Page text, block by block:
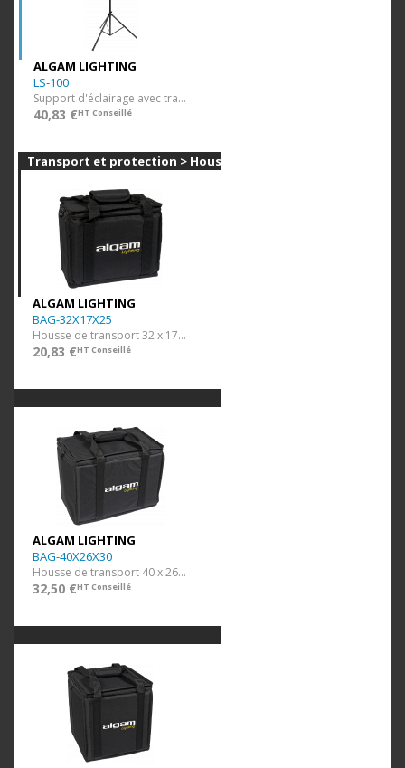
ALGAM LIGHTING
LS-100
Support d'éclairage avec traverse
40,83 €HT Conseillé
Transport et protection > Housses
ALGAM LIGHTING
BAG-32X17X25
Housse de transport 32 x 17 x 25 cm
20,83 €HT Conseillé
ALGAM LIGHTING
BAG-40X26X30
Housse de transport 40 x 26 x 30 cm
32,50 €HT Conseillé